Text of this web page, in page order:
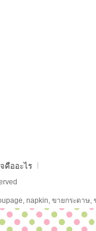
คืออะไร
napkin, ขายกระดาษ